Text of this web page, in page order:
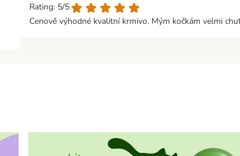
Rating: 5/5
Cenově výhodné kvalitní krmivo. Mým kočkám velmi